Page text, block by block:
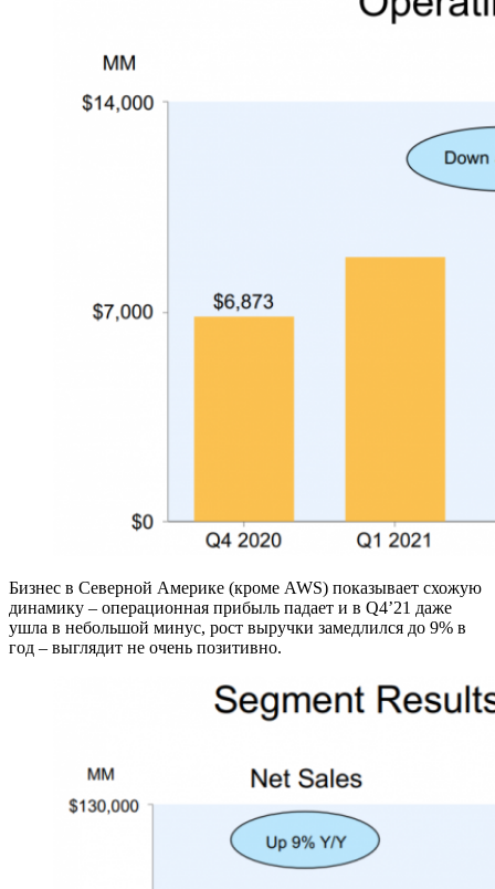
Бизнес в Северной Америке (кроме AWS) показывает схожую
динамику – операционная прибыль падает и в Q4’21 даже
ушла в небольшой минус, рост выручки замедлился до 9% в
год – выглядит не очень позитивно.